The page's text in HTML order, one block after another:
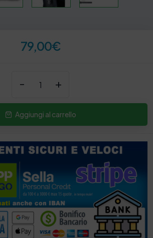
79,00€
- +
Aggiungi al carrello